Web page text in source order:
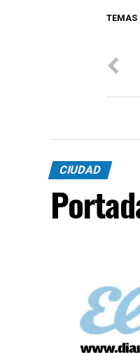
TEMAS
CIUDAD